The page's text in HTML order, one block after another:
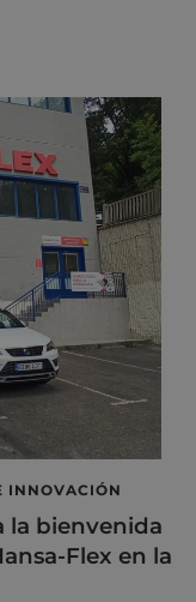
INNOVACIÓN
la bienvenida
Flex en la